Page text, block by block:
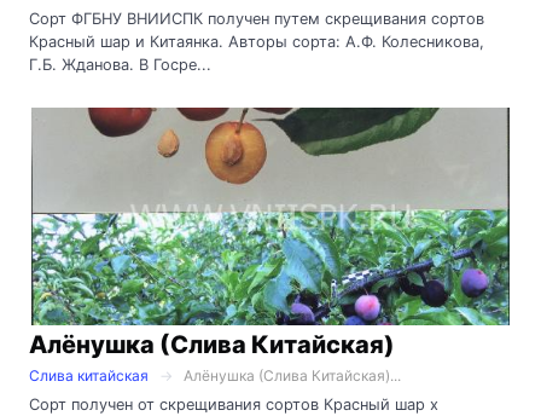
Сорт ФГБНУ ВНИИСПК получен путем скрещивания сортов
Красный шар и Китаянка. Авторы сорта: А.Ф. Колесникова,
Г.Б. Жданова. В Госре...
Алёнушка (Слива Китайская)
Слива китайская
Алёнушка (Слива Китайская)...
Сорт получен от скрещивания сортов Красный шар х